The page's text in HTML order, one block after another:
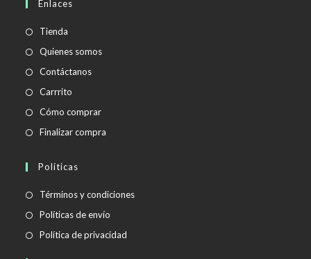
Enlaces
Tienda
Quienes somos
Contáctanos
Carrrito
Cómo comprar
Finalizar compra
Políticas
Términos y condicionesSe
Políticas de envío
abre
Política de privacidad